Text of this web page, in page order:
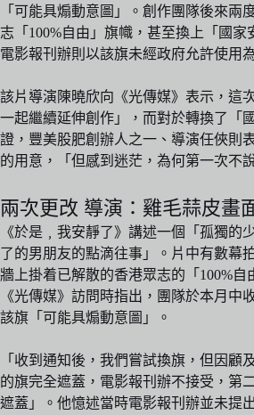
「可能具煽動意圖」。創作團隊後來兩
志「100%自由」旗幟，甚至換上「國家
電影報刊辦則以該旗未經政府允許使用
該片導演陳曉欣向《光傳媒》表示，這
一起繼續延伸創作」，而對於轉換了「
證，豐美股肥創辦人之一、導演任俠則
的用意，「但感到迷茫，為何第一次不
兩次更改 導演：雞毛蒜皮畫
《於是﹐我安靜了》講述一個「孤獨的
了的男朋友的點滴往事」。片中有數幕
牆上掛着已解散的香港眾志的「100%自
《光傳媒》訪問時指出，團隊於本月中
該旗「可能具煽動意圖」。
「收到通知後，我們嘗試換旗，但因顧
的旗完全遮蓋，電影報刊辦不接受，第
遮蓋」。他憶述當時電影報刊辦並未提